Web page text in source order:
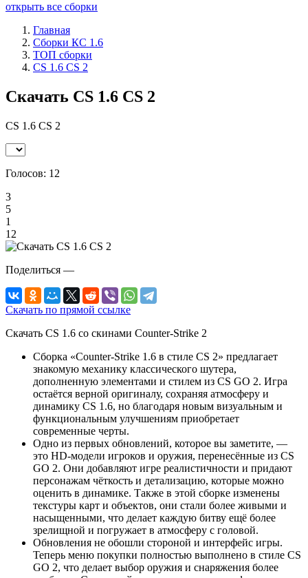
открыть все сборки
Главная
Сборки КС 1.6
ТОП сборки
CS 1.6 CS 2
Скачать CS 1.6 CS 2
CS 1.6 CS 2
Голосов: 12
3
5
1
12
Поделиться —
Скачать по прямой ссылке
Скачать CS 1.6 со скинами Counter-Strike 2
Сборка «Counter-Strike 1.6 в стиле CS 2» предлагает
знакомую механику классического шутера,
дополненную элементами и стилем из CS GO 2. Игра
остаётся верной оригиналу, сохраняя атмосферу и
динамику CS 1.6, но благодаря новым визуальным и
функциональным улучшениям приобретает
современные черты.
Одно из первых обновлений, которое вы заметите, —
это HD-модели игроков и оружия, перенесённые из CS
GO 2. Они добавляют игре реалистичности и придают
персонажам чёткость и детализацию, которые можно
оценить в динамике. Также в этой сборке изменены
текстуры карт и объектов, они стали более живыми и
насыщенными, что делает каждую битву ещё более
зрелищной и погружает в атмосферу с головой.
Обновления не обошли стороной и интерфейс игры.
Теперь меню покупки полностью выполнено в стиле CS
GO 2, что делает выбор оружия и снаряжения более